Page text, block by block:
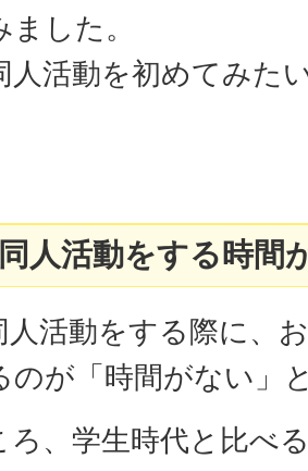
した。
人活動を初めてみた
人活動をする時間
人活動をする際に、
のが「時間がない」
ろ、学生時代と比べ